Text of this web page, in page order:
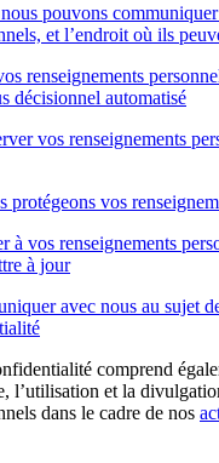
pouvons
et l’endroit où ils
renseignements
décisionnel automatisé
vos renseignements
protégeons vos
à vos renseignements
à jour
avec nous au sujet
comprend
l’utilisation et la
dans le cadre de nos